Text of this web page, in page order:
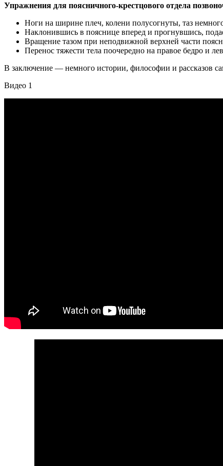
Упражнения для поясничного-крестцового отдела
Ноги на ширине плеч, колени полусогнуты, таз
Наклонившись в пояснице вперед и прогнувшись,
Вращение тазом при неподвижной верхней части
Перенос тяжести тела поочередно на правое бедро и
В заключение — немного истории, философии и рассказов
Видео 1